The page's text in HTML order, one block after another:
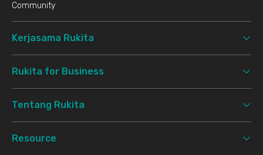
Community
Kerjasama Rukita
Rukita for Business
Tentang Rukita
Resource